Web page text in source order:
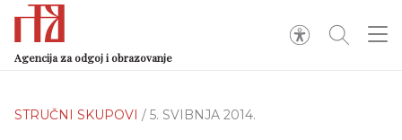
Agencija za odgoj i obrazovanje
STRUČNI SKUPOVI / 5. SVIBNJA 2014.